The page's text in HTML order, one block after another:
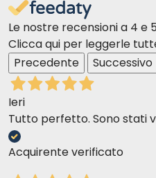
Le nostre recensioni a 4 e
Clicca qui per leggerle
Precedente
Successivo
Ieri
Tutto perfetto. Sono stati
Acquirente verificato